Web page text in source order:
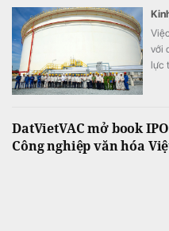
với
lực
DatVietVAC mở book
Công nghiệp văn hóa